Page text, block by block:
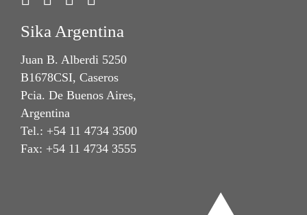
Sika Argentina
Juan B. Alberdi 5250
B1678CSI, Caseros
Pcia. De Buenos Aires,
Argentina
Tel.: +54 11 4734 3500
Fax: +54 11 4734 3555